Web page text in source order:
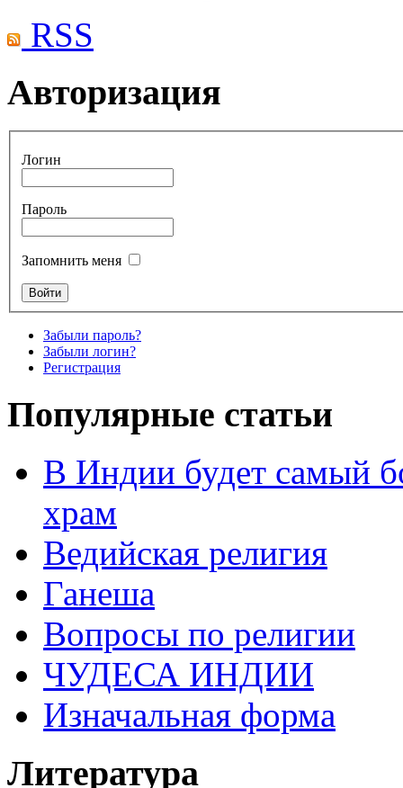
RSS
Авторизация
Логин
Пароль
Запомнить меня
Забыли пароль?
Забыли логин?
Регистрация
Популярные статьи
В Индии будет самый
храм
Ведийская религия
Ганеша
Вопросы по религии
ЧУДЕСА ИНДИИ
Изначальная форма
Литература